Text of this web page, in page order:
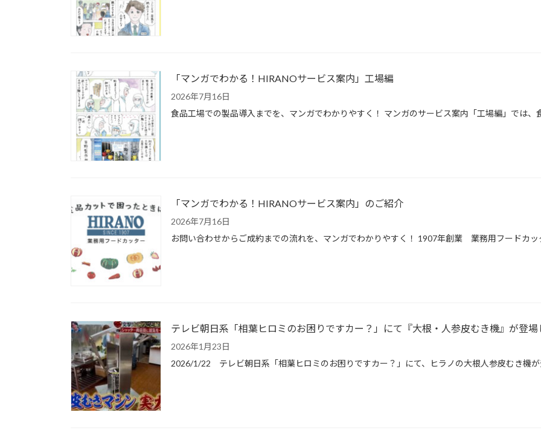
「マンガでわかる！HIRANOサービス案内」工場編
2026年7月16日
食品工場での製品導入までを、マンガでわかりやすく！ マンガのサービス案内「工場編」では
「マンガでわかる！HIRANOサービス案内」のご紹介
2026年7月16日
お問い合わせからご成約までの流れを、マンガでわかりやすく！ 1907年創業 業務用フードカ
テレビ朝日系「相葉ヒロミのお困りですカー？」にて『大根・人参皮むき機』が登場
2026年1月23日
2026/1/22 テレビ朝日系「相葉ヒロミのお困りですカー？」にて、ヒラノの大根人参皮むき機